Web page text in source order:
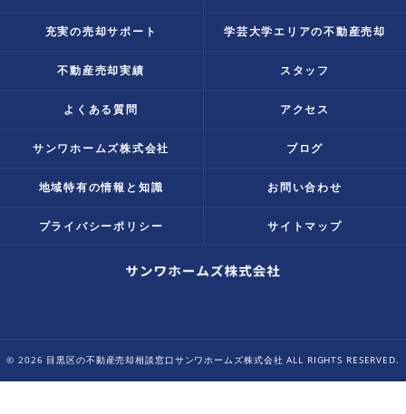
充実の売却サポート 学芸大学エリアの不動産売却
不動産売却実績 スタッフ
よくある質問 アクセス
サンワホームズ株式会社 ブログ
地域特有の情報と知識 お問い合わせ
プライバシーポリシー サイトマップ
© 2026 目黒区の不動産売却相談窓口サンワホームズ株式会社 ALL RIGHTS RESERVED.